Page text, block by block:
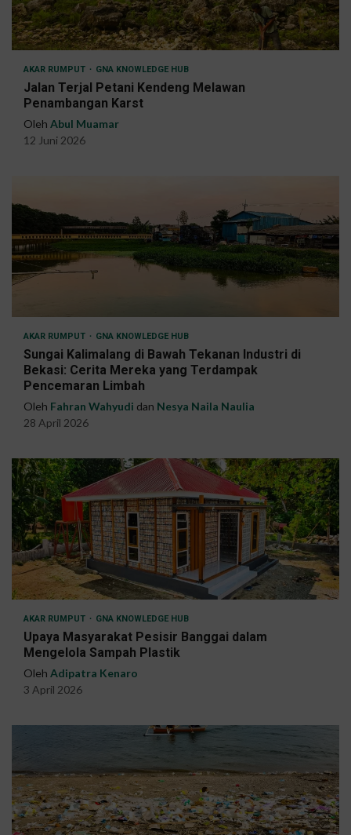
AKAR RUMPUT GNA KNOWLEDGE HUB
Jalan Terjal Petani Kendeng Melawan
Penambangan Karst
Oleh Abul Muamar
12 Juni 2026
AKAR RUMPUT GNA KNOWLEDGE HUB
Sungai Kalimalang di Bawah Tekanan Industri di
Bekasi: Cerita Mereka yang Terdampak
Pencemaran Limbah
Oleh Fahran Wahyudi dan Nesya Naila Naulia
28 April 2026
AKAR RUMPUT GNA KNOWLEDGE HUB
Upaya Masyarakat Pesisir Banggai dalam
Mengelola Sampah Plastik
Oleh Adipatra Kenaro
3 April 2026